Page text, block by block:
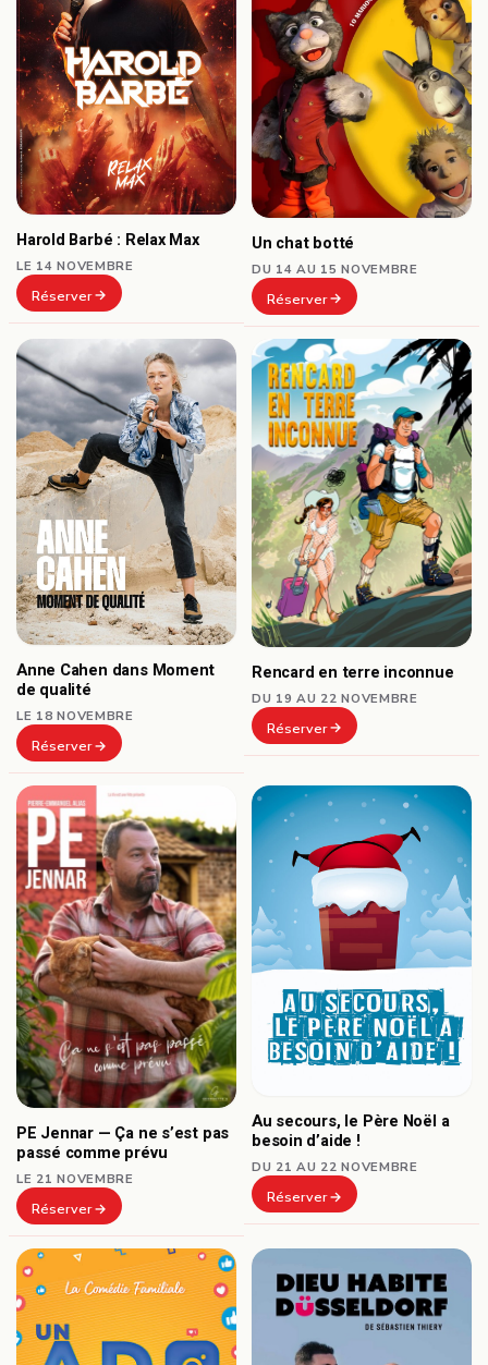
Harold Barbé : Relax Max
LE 14 NOVEMBRE
Réserver
Un chat botté
DU 14 AU 15 NOVEMBRE
Réserver
Anne Cahen dans Moment
de qualité
LE 18 NOVEMBRE
Réserver
Rencard en terre inconnue
DU 19 AU 22 NOVEMBRE
Réserver
PE Jennar — Ça ne s’est pas
passé comme prévu
LE 21 NOVEMBRE
Réserver
Au secours, le Père Noël a
besoin d’aide !
DU 21 AU 22 NOVEMBRE
Réserver